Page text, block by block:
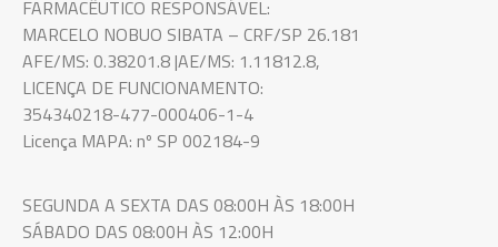
FARMACÊUTICO RESPONSÁVEL:
MARCELO NOBUO SIBATA – CRF/SP 26.181
AFE/MS: 0.38201.8 |AE/MS: 1.11812.8,
LICENÇA DE FUNCIONAMENTO:
354340218-477-000406-1-4
Licença MAPA: nº SP 002184-9
SEGUNDA A SEXTA DAS 08:00H ÀS 18:00H
SÁBADO DAS 08:00H ÀS 12:00H